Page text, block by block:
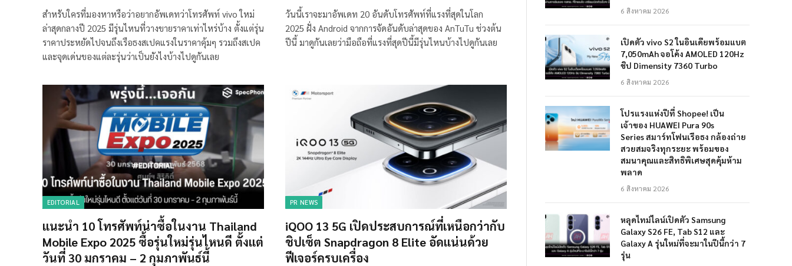
สำหรับใครที่มองหาหรือว่าอยากอัพเดทว่าโทรศัพท์ vivo ใหม่
ล่าสุดกลางปี 2025 มีรุ่นไหนที่วางขายราคาเท่าไหร่บ้าง ตั้งแต่รุ่น
ราคาประหยัดไปจนถึงเรือธงสเปคแรงในราคาคุ้มๆ รวมถึงสเปค
และจุดเด่นของแต่ละรุ่นว่าเป็นยังไงบ้างไปดูกันเลย
วันนี้เราจะมาอัพเดท 20 อันดับโทรศัพท์ที่แรงที่สุดในโลก
2025 ฝั่ง Android จากการจัดอันดับล่าสุดของ AnTuTu ช่วงต้น
ปีนี้ มาดูกันเลยว่ามือถือที่แรงที่สุดปีนี้มีรุ่นไหนบ้างไปดูกันเลย
EDITORIAL
แนะนำ 10 โทรศัพท์น่าซื้อในงาน Thailand
Mobile Expo 2025 ซื้อรุ่นใหม่รุ่นไหนดี ตั้งแต่
วันที่ 30 มกราคม – 2 กุมภาพันธ์นี้
PR NEWS
iQOO 13 5G เปิดประสบการณ์ที่เหนือกว่ากับ
ชิปเซ็ต Snapdragon 8 Elite อัดแน่นด้วย
ฟีเจอร์ครบเครื่อง
6 สิงหาคม 2026
เปิดตัว vivo S2 ในอินเดียพร้อมแบต
7,050mAh จอโค้ง AMOLED 120Hz
ชิป Dimensity 7360 Turbo
6 สิงหาคม 2026
โปรแรงแห่งปีที่ Shopee! เป็น
เจ้าของ HUAWEI Pura 90s
Series สมาร์ทโฟนเรือธง กล้องถ่าย
สวยสมจริงทุกระยะ พร้อมของ
สมนาคุณและสิทธิพิเศษสุดคุ้มห้าม
พลาด
6 สิงหาคม 2026
หลุดไทม์ไลน์เปิดตัว Samsung
Galaxy S26 FE, Tab S12 และ
Galaxy A รุ่นใหม่ที่จะมาในปีนี้กว่า 7
รุ่น